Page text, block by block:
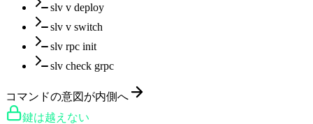
slv v deploy
slv v switch
slv rpc init
slv check grpc
コマンドの意図が内側へ
鍵は越えない